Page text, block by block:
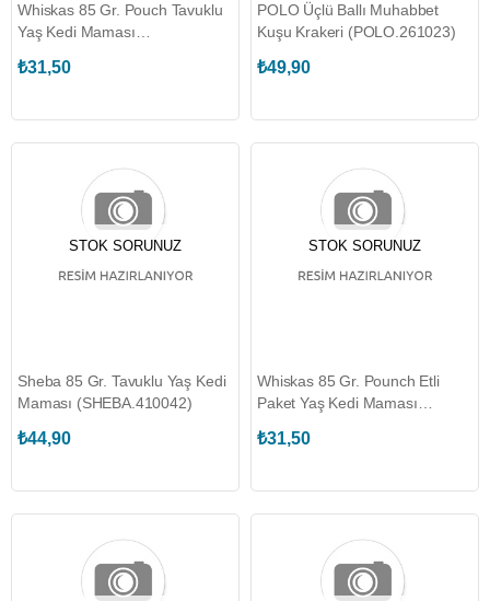
Whiskas 85 Gr. Pouch Tavuklu
Yaş Kedi Maması
₺31,50
POLO Üçlü Ballı Muhabbet
Kuşu Krakeri (POLO.261023)
₺49,90
STOK SORUNUZ
Sheba 85 Gr. Tavuklu Yaş Kedi
Maması (SHEBA.410042)
₺44,90
STOK SORUNUZ
Whiskas 85 Gr. Pounch Etli
Paket Yaş Kedi Maması
₺31,50